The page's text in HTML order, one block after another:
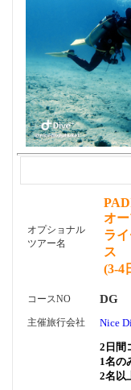
オプショナル
ツアー名
オ
ラ
ス
(3-4
コースNO DG
主催旅行会社 Nice
2日間
1名の
2名以